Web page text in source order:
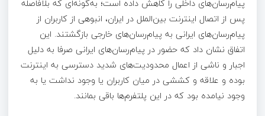
پیام‌رسان‌های داخلی را کاهش داده است؛ به‌گونه‌ای که بلافاصله
پس از اتصال اینترنت بین‌الملل در ایران، انبوهی از کاربران از
پیام‌رسان‌های ایرانی به پیام‌رسان‌های خارجی بازگشتند. این
اتفاق نشان داد که حضور در پیام‌رسان‌های ایرانی صرفا به دلیل
اجبار و ناشی از اعمال محدودیت‌های شدید دسترسی به اینترنت
بوده و علاقه و کششی در میان کاربران یا وجود نداشت یا به
وجود نیامده بود که در این پلتفرم‌ها باقی‌ بمانند.